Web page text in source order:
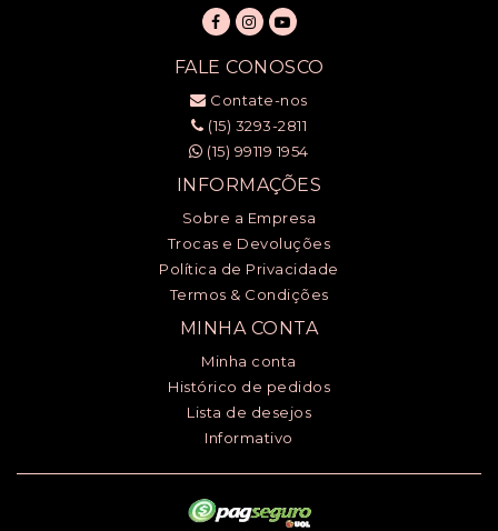
FALE CONOSCO
Contate-nos
(15) 3293-2811
(15) 99119 1954
INFORMAÇÕES
Sobre a Empresa
Trocas e Devoluções
Política de Privacidade
Termos & Condições
MINHA CONTA
Minha conta
Histórico de pedidos
Lista de desejos
Informativo